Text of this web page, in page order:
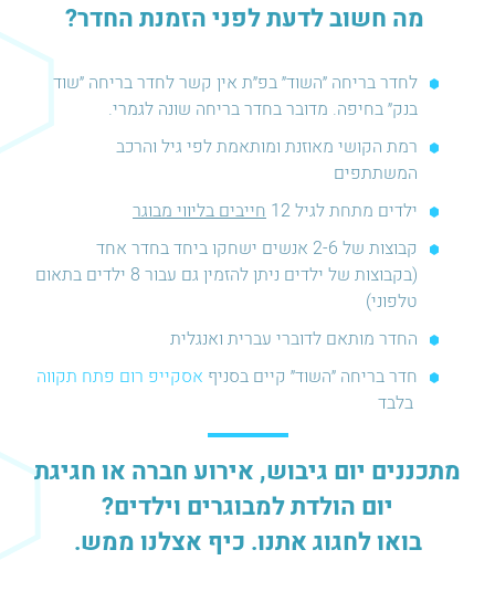
מה חשוב לדעת לפני הזמנת החדר?
לחדר בריחה ״השוד״ בפ״ת אין קשר לחדר בריחה ״שוד
בנק״ בחיפה. מדובר בחדר בריחה שונה לגמרי.
רמת הקושי מאוזנת ומותאמת לפי גיל והרכב
המשתתפים
ילדים מתחת לגיל 12
חייבים בליווי מבוגר
קבוצות של 2-6 אנשים ישחקו ביחד בחדר אחד
(בקבוצות של ילדים ניתן להזמין גם עבור 8 ילדים בתאום
טלפוני)
החדר מותאם לדוברי עברית ואנגלית
חדר בריחה ״השוד״ קיים בסניף אסקייפ רום פתח תקווה
בלבד
מתכננים יום גיבוש, אירוע חברה או חגיגת
יום הולדת למבוגרים וילדים?
בואו לחגוג אתנו. כיף אצלנו ממש.